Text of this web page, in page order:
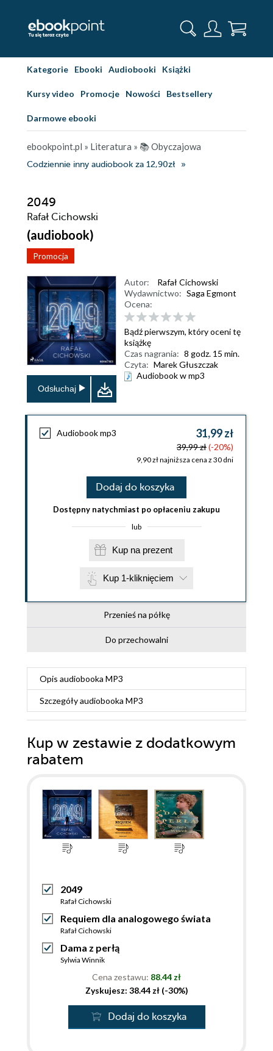
Kategorie Ebooki Audiobooki Książki
Kursy video Promocje Nowości Bestsellery
Darmowe ebooki
ebookpoint.pl » Literatura » 📚 Obyczajowa
Codziennie inny audiobook za 12,90zł
2049
Rafał Cichowski
(audiobook)
Promocja
Odsłuchaj
Autor:
Rafał Cichowski
Wydawnictwo: Saga Egmont
Ocena:
Bądź pierwszym, który oceni tę
książkę
Czas nagrania: 8 godz. 15 min.
Czyta: Marek Głuszczak
Audiobook w mp3
Audiobook mp3 31,99 zł
39,99 zł(-20%)
9,90 zł najniższa cena z 30 dni
Dodaj do koszyka
Dostępny natychmiast po opłaceniu zakupu
lub
Kup na prezent
Kup 1-kliknięciem
Przenieś na półkę
Do przechowalni
Opis audiobooka MP3
Szczegółyaudiobooka MP3
Kup w zestawie z dodatkowym
rabatem
2049
Rafał Cichowski
Requiem dla analogowego świata
Rafał Cichowski
Dama z perłą
Sylwia Winnik
Cena zestawu: 88.44 zł
Zyskujesz: 38.44 zł (-30%)
Dodaj do koszyka